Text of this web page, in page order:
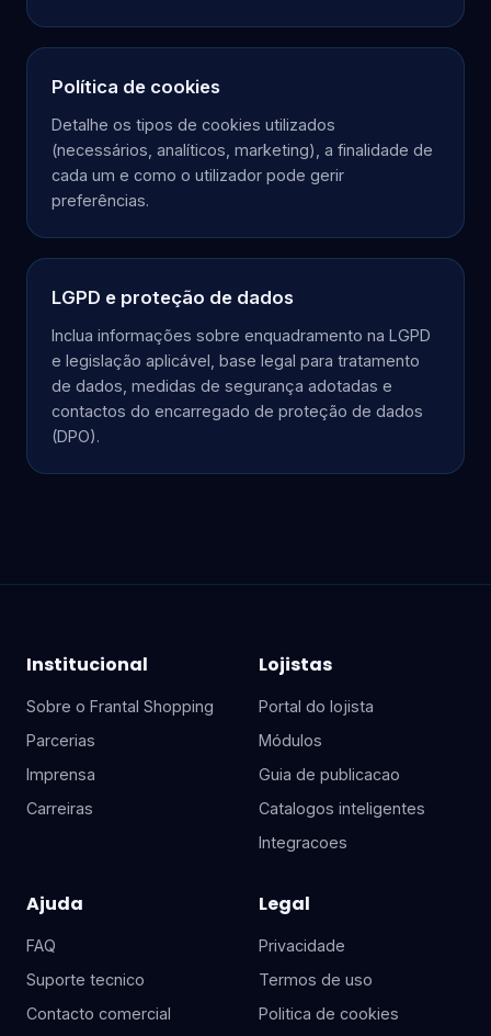
Política de cookies
Detalhe os tipos de cookies utilizados
(necessários, analíticos, marketing), a finalidade de
cada um e como o utilizador pode gerir
preferências.
LGPD e proteção de dados
Inclua informações sobre enquadramento na LGPD
e legislação aplicável, base legal para tratamento
de dados, medidas de segurança adotadas e
contactos do encarregado de proteção de dados
(DPO).
Institucional
Sobre o Frantal Shopping
Parcerias
Imprensa
Carreiras
Lojistas
Portal do lojista
Módulos
Guia de publicacao
Catalogos inteligentes
Integracoes
Ajuda
FAQ
Suporte tecnico
Contacto comercial
Legal
Privacidade
Termos de uso
Politica de cookies